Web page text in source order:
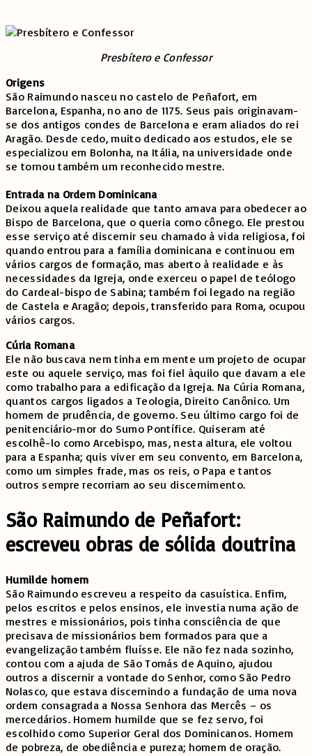
Presbítero e Confessor
Origens
São Raimundo nasceu no castelo de Peñafort, em
Barcelona, Espanha, no ano de 1175. Seus pais originavam-
se dos antigos condes de Barcelona e eram aliados do rei
Aragão. Desde cedo, muito dedicado aos estudos, ele se
especializou em Bolonha, na Itália, na universidade onde
se tornou também um reconhecido mestre.
Entrada na Ordem Dominicana
Deixou aquela realidade que tanto amava para obedecer ao
Bispo de Barcelona, que o queria como cônego. Ele prestou
esse serviço até discernir seu chamado à vida religiosa, foi
quando entrou para a família dominicana e continuou em
vários cargos de formação, mas aberto à realidade e às
necessidades da Igreja, onde exerceu o papel de teólogo
do Cardeal-bispo de Sabina; também foi legado na região
de Castela e Aragão; depois, transferido para Roma, ocupou
vários cargos.
Cúria Romana
Ele não buscava nem tinha em mente um projeto de ocupar
este ou aquele serviço, mas foi fiel àquilo que davam a ele
como trabalho para a edificação da Igreja. Na Cúria Romana,
quantos cargos ligados a Teologia, Direito Canônico. Um
homem de prudência, de governo. Seu último cargo foi de
penitenciário-mor do Sumo Pontífice. Quiseram até
escolhê-lo como Arcebispo, mas, nesta altura, ele voltou
para a Espanha; quis viver em seu convento, em Barcelona,
como um simples frade, mas os reis, o Papa e tantos
outros sempre recorriam ao seu discernimento.
São Raimundo de Peñafort:
escreveu obras de sólida doutrina
Humilde homem
São Raimundo escreveu a respeito da casuística. Enfim,
pelos escritos e pelos ensinos, ele investia numa ação de
mestres e missionários, pois tinha consciência de que
precisava de missionários bem formados para que a
evangelização também fluísse. Ele não fez nada sozinho,
contou com a ajuda de São Tomás de Aquino, ajudou
outros a discernir a vontade do Senhor, como São Pedro
Nolasco, que estava discernindo a fundação de uma nova
ordem consagrada a Nossa Senhora das Mercês – os
mercedários. Homem humilde que se fez servo, foi
escolhido como Superior Geral dos Dominicanos. Homem
de pobreza, de obediência e pureza; homem de oração.